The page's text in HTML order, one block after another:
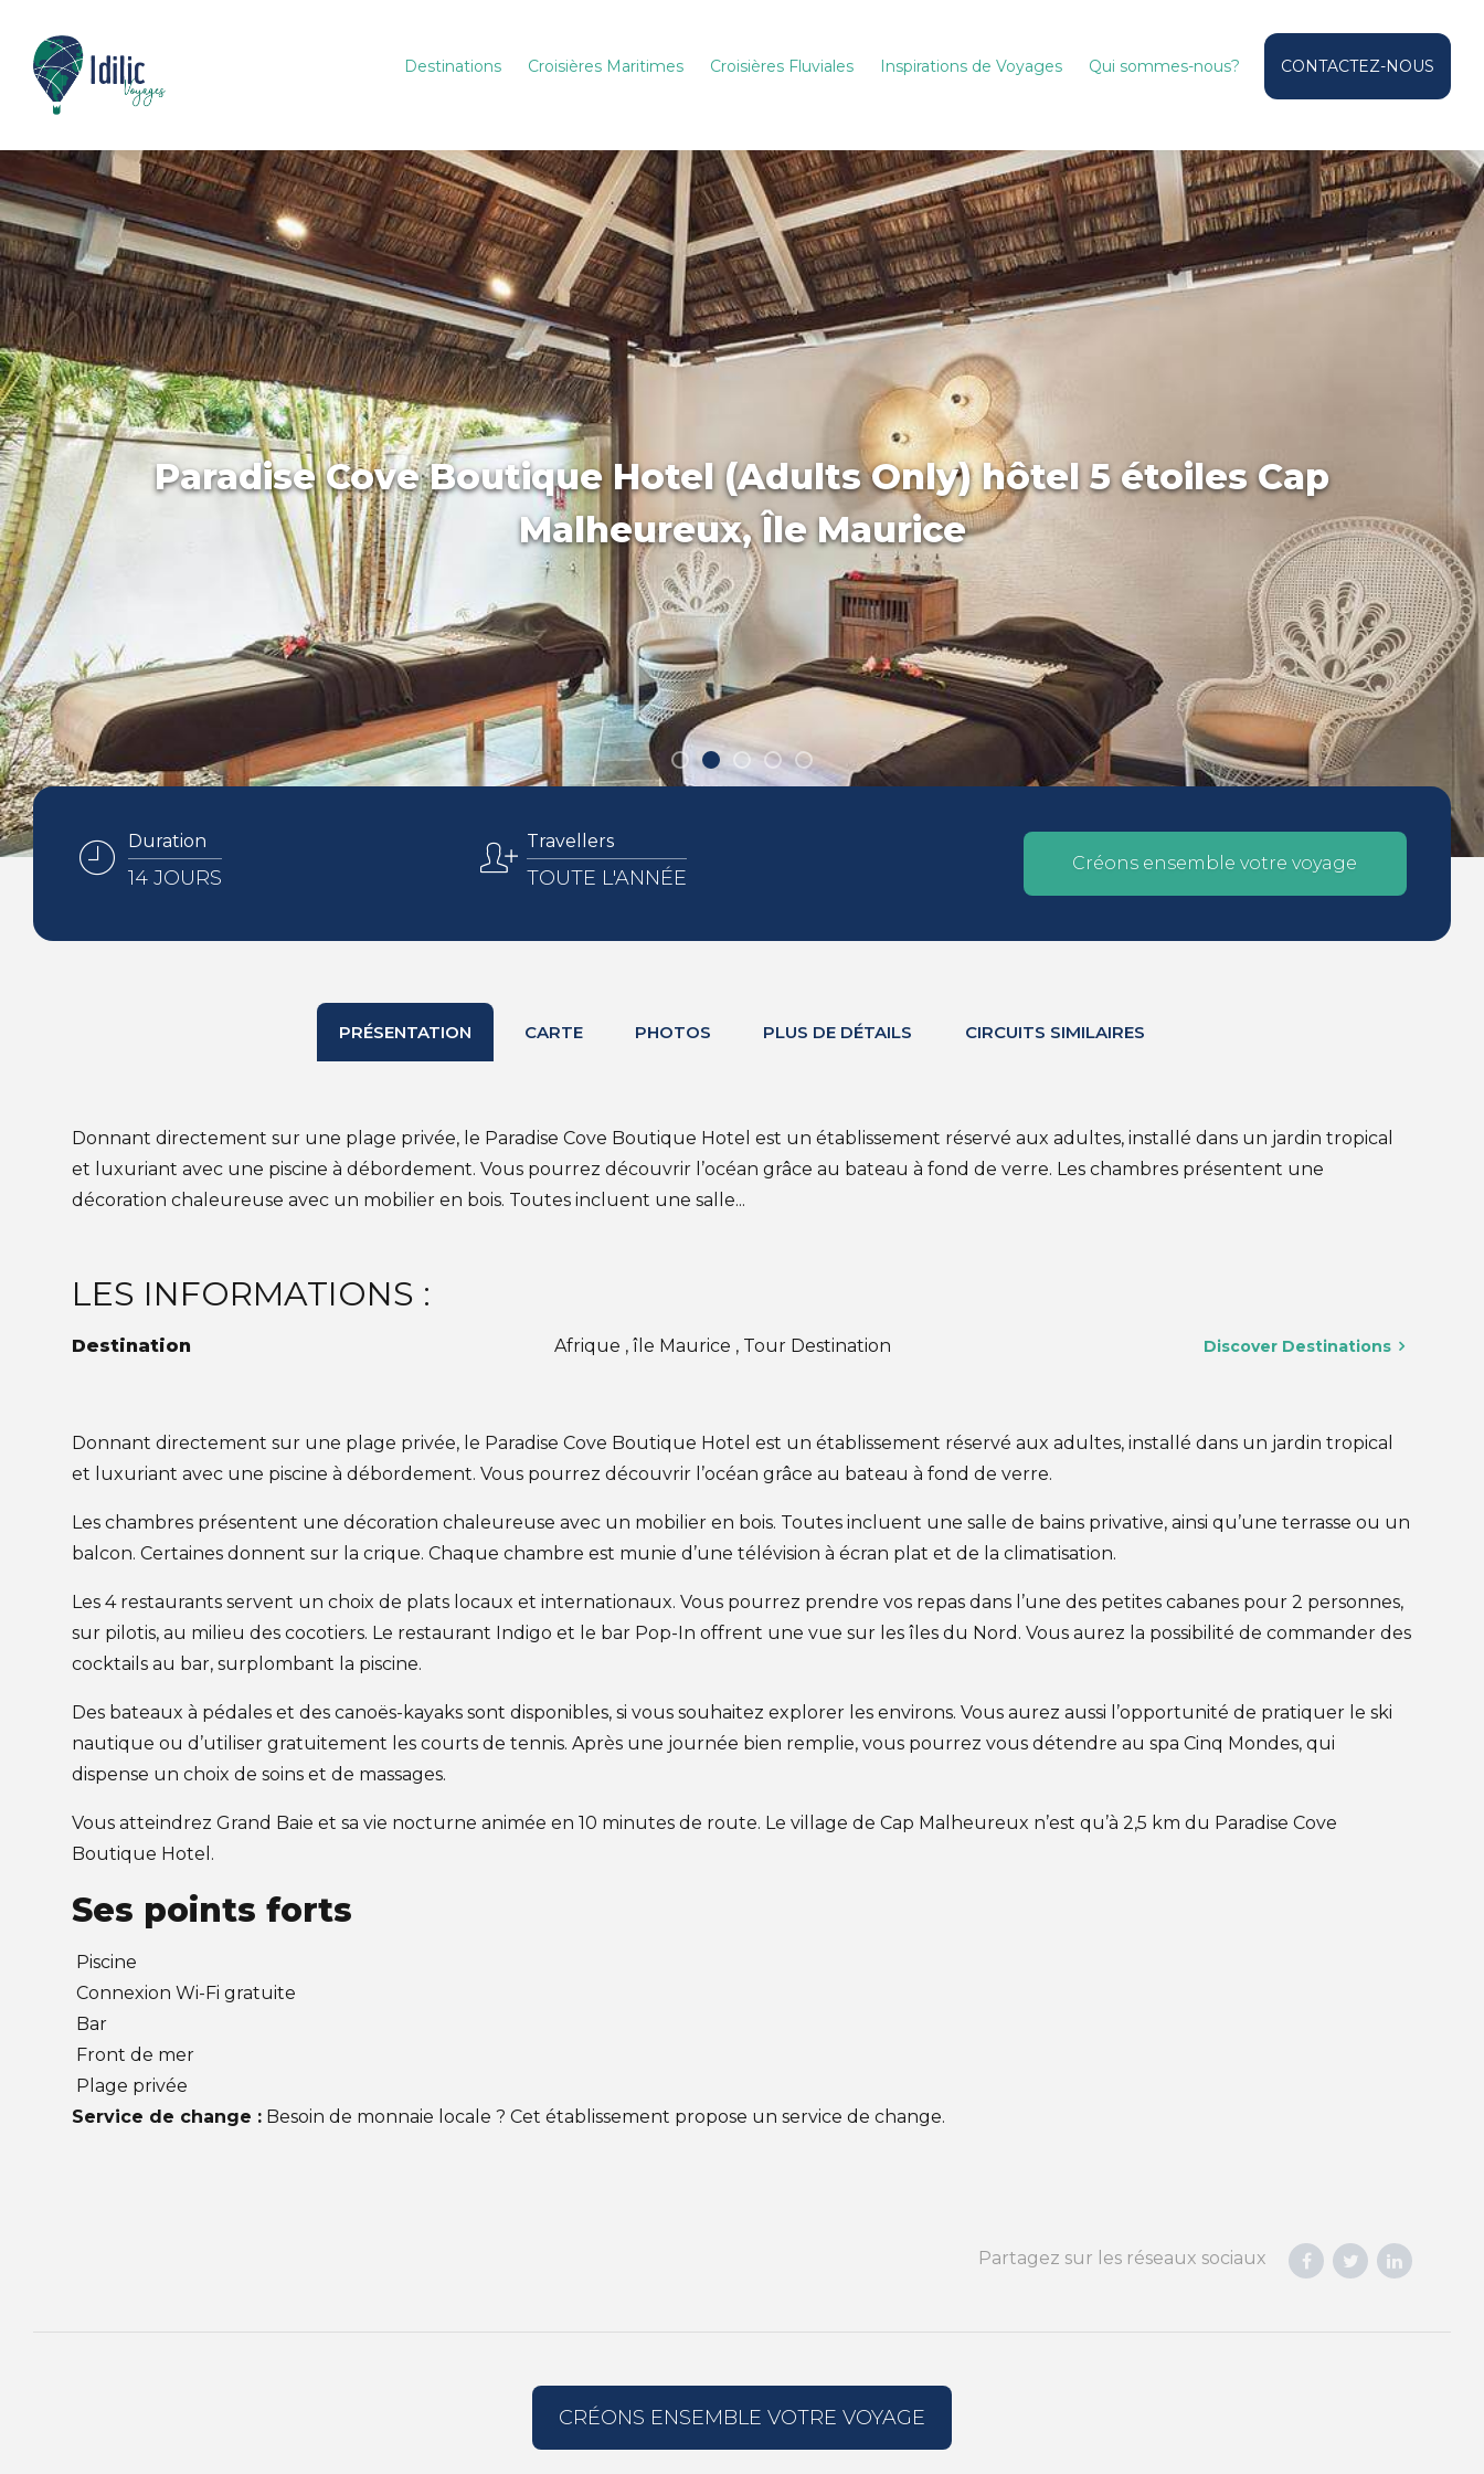
Destinations Croisières Maritimes Croisières Fluviales Inspirations de Voyages Qui sommes-nous? CONTACTEZ-NOUS
Paradise Cove Boutique Hotel (Adults Only) hôtel 5 étoiles Cap
Malheureux, Île Maurice
Duration
14 JOURS
Travellers
TOUTE L'ANNÉE
Créons ensemble votre voyage
PRÉSENTATION CARTE PHOTOS PLUS DE DÉTAILS CIRCUITS SIMILAIRES
Donnant directement sur une plage privée, le Paradise Cove Boutique Hotel est un établissement réservé aux adultes, installé dans un jardin tropical
et luxuriant avec une piscine à débordement. Vous pourrez découvrir l’océan grâce au bateau à fond de verre. Les chambres présentent une
décoration chaleureuse avec un mobilier en bois. Toutes incluent une salle...
LES INFORMATIONS :
Destination Afrique , île Maurice , Tour Destination Discover Destinations
Donnant directement sur une plage privée, le Paradise Cove Boutique Hotel est un établissement réservé aux adultes, installé dans un jardin tropical
et luxuriant avec une piscine à débordement. Vous pourrez découvrir l’océan grâce au bateau à fond de verre.
Les chambres présentent une décoration chaleureuse avec un mobilier en bois. Toutes incluent une salle de bains privative, ainsi qu’une terrasse ou un
balcon. Certaines donnent sur la crique. Chaque chambre est munie d’une télévision à écran plat et de la climatisation.
Les 4 restaurants servent un choix de plats locaux et internationaux. Vous pourrez prendre vos repas dans l’une des petites cabanes pour 2 personnes,
sur pilotis, au milieu des cocotiers. Le restaurant Indigo et le bar Pop-In offrent une vue sur les îles du Nord. Vous aurez la possibilité de commander des
cocktails au bar, surplombant la piscine.
Des bateaux à pédales et des canoës-kayaks sont disponibles, si vous souhaitez explorer les environs. Vous aurez aussi l’opportunité de pratiquer le ski
nautique ou d’utiliser gratuitement les courts de tennis. Après une journée bien remplie, vous pourrez vous détendre au spa Cinq Mondes, qui
dispense un choix de soins et de massages.
Vous atteindrez Grand Baie et sa vie nocturne animée en 10 minutes de route. Le village de Cap Malheureux n’est qu’à 2,5 km du Paradise Cove
Boutique Hotel.
Ses points forts
Piscine
Connexion Wi-Fi gratuite
Bar
Front de mer
Plage privée
Service de change : Besoin de monnaie locale ? Cet établissement propose un service de change.
Partagez sur les réseaux sociaux
CRÉONS ENSEMBLE VOTRE VOYAGE